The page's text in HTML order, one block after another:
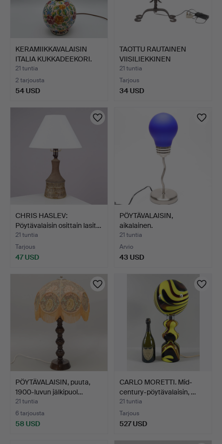
KERAMIIKKAVALAISIN
ITALIA KUKKADEEKORI.
21 tuntia
2 tarjousta
54 USD
TAOTTU RAUTAINEN
VIISILIEKKINEN
PÖYTÄVALAI…
21 tuntia
Tarjous
34 USD
CHRIS HASLEV:
Pöytävalaisin osittain lasit…
21 tuntia
Tarjous
47 USD
PÖYTÄVALAISIN,
aikalainen.
21 tuntia
Arvio
43 USD
PÖYTÄVALAISIN, puuta,
1900-luvun jälkipuol…
21 tuntia
6 tarjousta
58 USD
CARLO MORETTI. Mid-
century-pöytävalaisin, …
21 tuntia
Tarjous
527 USD